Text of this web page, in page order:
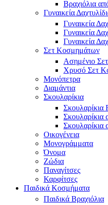
Βραχιόλια
Γυναικεία
Γυναικεία
Γυναικεία
Γυναικεία
Σετ Κοσμημάτων
Ασημένιο
Χρυσό Σετ
Μονόπετρα
Διαμάντια
Σκουλαρίκια
Σκουλαρίκια
Σκουλαρίκια
Οικογένεια
Μονογράμματα
Όνομα
Ζώδια
Παναγίτσες
Καρφίτσες
Παιδικά Κοσμήματα
Παιδικά Βραχιόλια